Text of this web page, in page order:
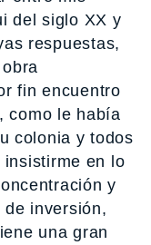
del siglo XX y
respuestas,
fin encuentro
como le había
colonia y todos
en lo
y
inversión,
una gran